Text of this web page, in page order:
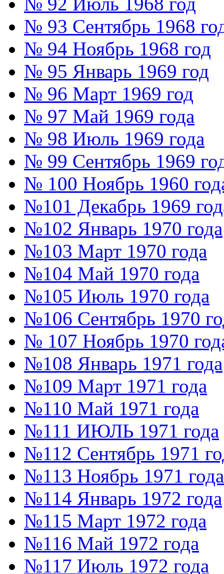
№ 93 Сентябрь 1968
№ 94 Ноябрь 1968 год
№ 95 Январь 1969 год
№ 96 Март 1969 год
№ 97 Май 1969 года
№ 98 Июль 1969 года
№ 99 Сентябрь 1969
№ 100 Ноябрь 1960
№101 Декабрь 1969
№102 Январь 1970 года
№103 Март 1970 года
№104 Май 1970 года
№105 Июль 1970 года
№106 Сентябрь 1970
№ 107 Ноябрь 1970
№108 Январь 1971 года
№109 Март 1971 года
№110 Май 1971 года
№111 ИЮЛЬ 1971 года
№112 Сентябрь 1971
№113 Ноябрь 1971 года
№114 Январь 1972 года
№115 Март 1972 года
№116 Май 1972 года
№117 Июль 1972 года